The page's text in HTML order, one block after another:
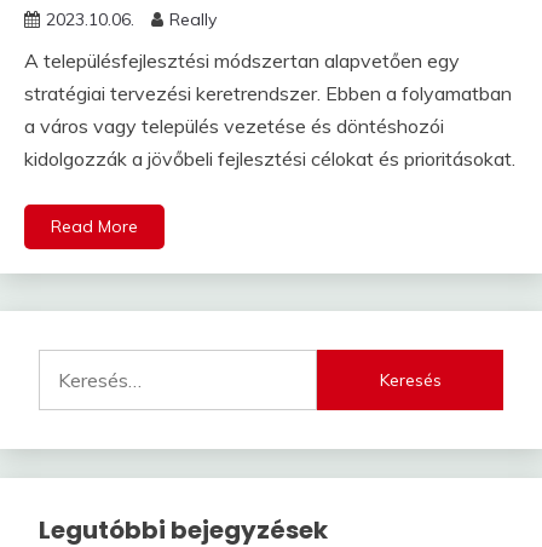
2023.10.06. Really
A településfejlesztési módszertan alapvetően egy
stratégiai tervezési keretrendszer. Ebben a folyamatban
a város vagy település vezetése és döntéshozói
kidolgozzák a jövőbeli fejlesztési célokat és prioritásokat.
Read More
Legutóbbi bejegyzések